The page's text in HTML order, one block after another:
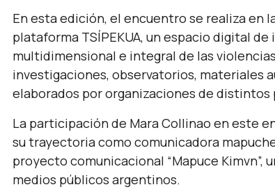
En esta edición, el encuentro se realiza en
plataforma TSÍPEKUA, un espacio digital
multidimensional e integral de las
investigaciones, observatorios, materiales
elaborados por organizaciones de
La participación de Mara Collinao en este
su trayectoria como comunicadora
proyecto comunicacional “Mapuce
medios públicos argentinos.